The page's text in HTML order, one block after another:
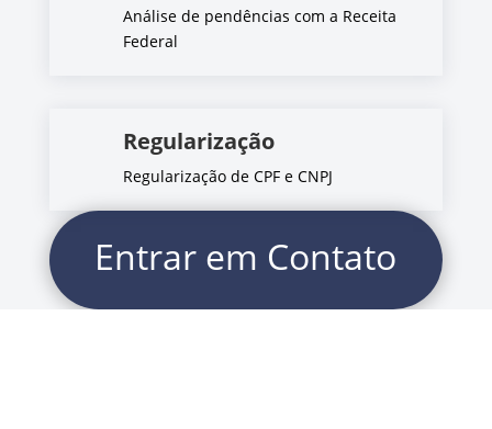
Análise de pendências com a Receita
Federal
Regularização
Regularização de CPF e CNPJ
Entrar em Contato